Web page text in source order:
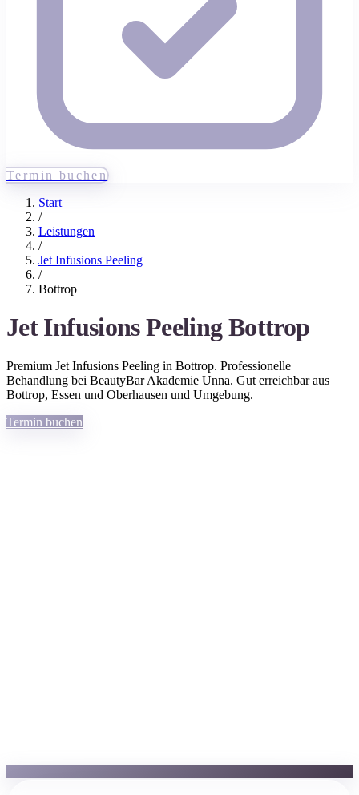
Termin buchen
Start
/
Leistungen
/
Jet Infusions Peeling
/
Bottrop
Jet Infusions Peeling Bottrop
Premium Jet Infusions Peeling in Bottrop. Professionelle
Behandlung bei BeautyBar Akademie Unna. Gut erreichbar aus
Bottrop, Essen und Oberhausen und Umgebung.
Termin buchen